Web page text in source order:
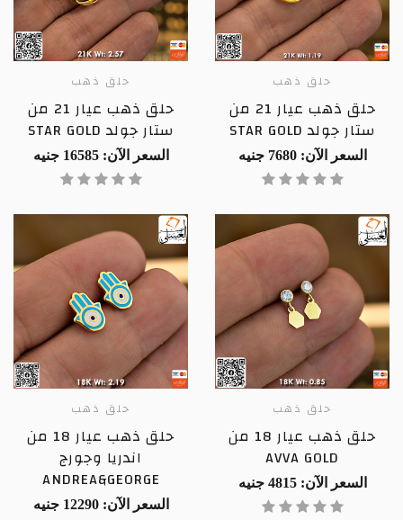
حلق ذهب
حلق ذهب عيار 21 من
ستار جولد STAR GOLD
السعر الآن: 7680 جنيه
حلق ذهب
حلق ذهب عيار 21 من
ستار جولد STAR GOLD
السعر الآن: 16585 جنيه
حلق ذهب
حلق ذهب عيار 18 من
AVVA GOLD
السعر الآن: 4815 جنيه
حلق ذهب
حلق ذهب عيار 18 من
اندريا وجورج
ANDREA&GEORGE
السعر الآن: 12290 جنيه